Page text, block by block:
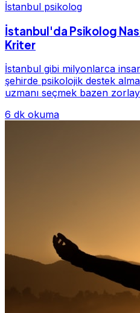
İstanbul psikolog
İstanbul'da Psikolog
Kriter
İstanbul gibi milyonlarca
şehirde psikolojik destek
uzmanı seçmek bazen
6 dk okuma